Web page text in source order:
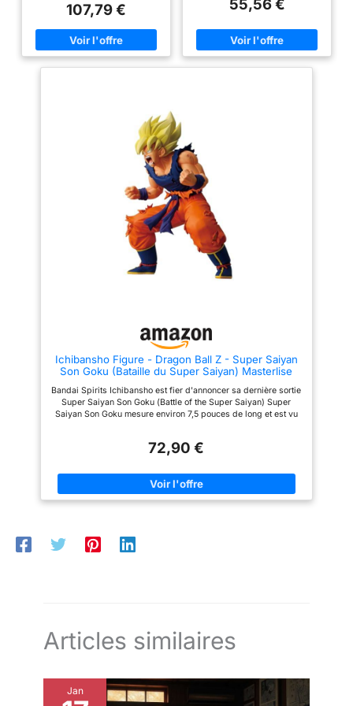
de haut, Super Saiyan 3 Son
Goku est représenté dans sa
pose populaire Assurez-vous
de collectionner ce produit et
d'améliorer votre présentation
une taille plus grande par
rapport aux autres figurines et
un détail de haute qualité La
boîte du produit aura une
étiquette d'avertissement
preuve que vous achetez un
produit sous licence officielle
107,79 €
haut, Yamcha est vu dans sa
Masterlise sont la première
ligne de statues d'Ichibansho
avec une taille plus grande que
Ichibansho La boîte du produit
d'avertissement Bandai Namco,
ce qui est la preuve que vous
achetez un produit sous licence
officielle Bandai Spirits
55,56 €
Ichibansho Figure - Dragon Ball Z - Super Saiyan
Son Goku (Bataille du Super Saiyan) Masterlise
Bandai Spirits Ichibansho est fier d'annoncer sa dernière sortie
Super Saiyan Son Goku (Battle of the Super Saiyan) Super
Saiyan Son Goku mesure environ 7,5 pouces de long et est vu
incroyables Les figurines Masterlise sont la première ligne
d'autres figurines et des détails de qualité supérieure La boîte
de produit a une étiquette d'avertissement Bandai Namco, ce
qui prouve que vous achetez un produit sous licence officielle
72,90 €
Articles similaires
Jan